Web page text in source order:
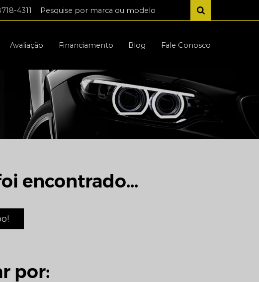
4311
Avaliação Financiamento Blog Fale Conosco
encontrado...
por: